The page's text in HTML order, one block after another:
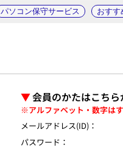
パソコン保守サービス おすす
▼会員のかたはこちら
※アルファベット・数字は
メールアドレス(ID)：
パスワード：